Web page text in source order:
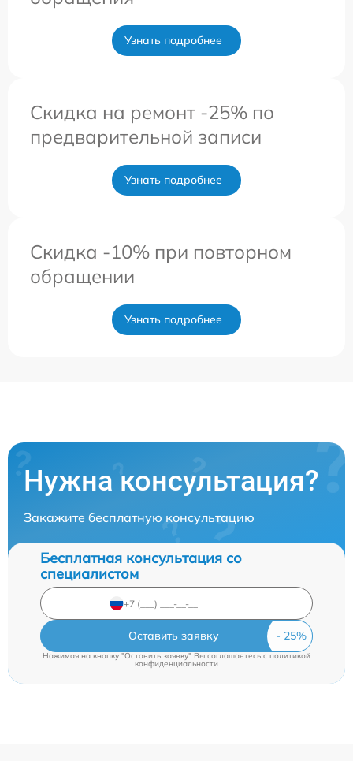
Узнать подробнее
Скидка на ремонт -25% по
предварительной записи
Узнать подробнее
Скидка -10% при повторном
обращении
Узнать подробнее
Нужна консультация?
Закажите бесплатную консультацию
Бесплатная консультация со
специалистом
Оставить заявку
Нажимая на кнопку "Оставить заявку" Вы соглашаетесь cполитикой
конфиденциальности